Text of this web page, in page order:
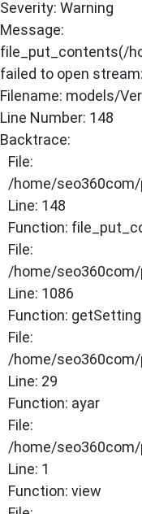
Severity: Warning
Message:
file_put_contents(/
failed to open
Filename: models/
Line Number: 148
Backtrace:
File:
/home/
Line: 148
Function:
File:
/home/
Line: 1086
Function:
File:
/home/
Line: 29
Function: ayar
File:
/home/
Line: 1
Function: view
ANASAYFA